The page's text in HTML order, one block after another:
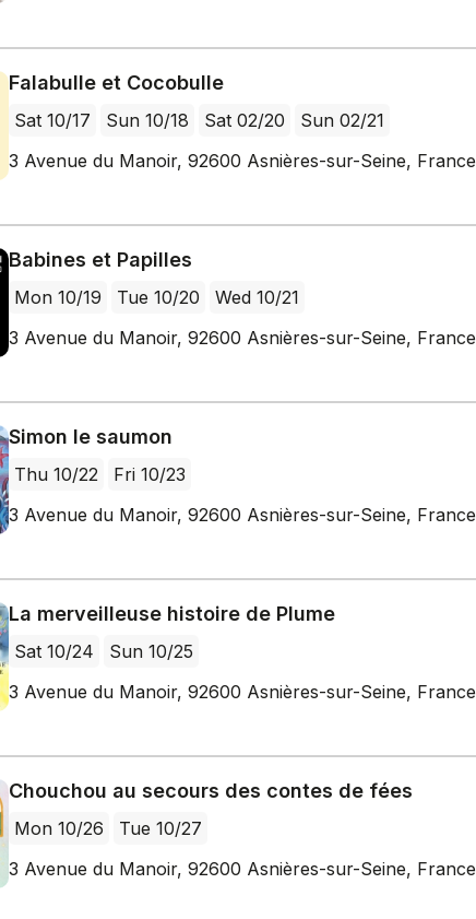
Falabulle et Cocobulle
Sat 10/17 Sun 10/18 Sat 02/20
Sun 02/21
3 Avenue du Manoir, 92600 Asnières-sur-Seine, France
Babines et Papilles
Mon 10/19 Tue 10/20
Wed 10/21
3 Avenue du Manoir, 92600 Asnières-sur-Seine, France
Simon le saumon
Thu 10/22
Fri 10/23
3 Avenue du Manoir, 92600 Asnières-sur-Seine, France
La merveilleuse histoire de Plume
Sat 10/24
Sun 10/25
3 Avenue du Manoir, 92600 Asnières-sur-Seine, France
Chouchou au secours des contes de fées
Mon 10/26
Tue 10/27
3 Avenue du Manoir, 92600 Asnières-sur-Seine, France